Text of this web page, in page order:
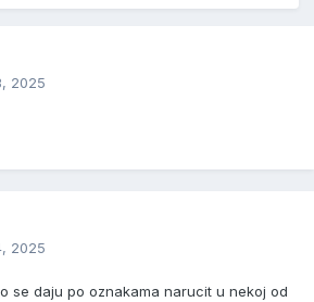
2025
2025
se daju po oznakama narucit u nekoj od